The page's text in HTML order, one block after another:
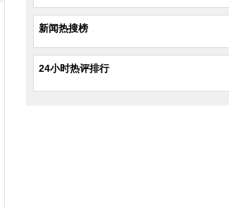
新闻热搜榜
24小时热评排行